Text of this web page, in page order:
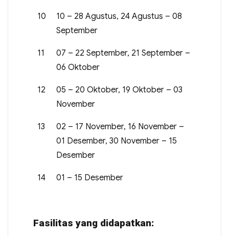
10
10 – 28 Agustus, 24 Agustus – 08
September
11
07 – 22 September, 21 September –
06 Oktober
12
05 – 20 Oktober, 19 Oktober – 03
November
13
02 – 17 November, 16 November –
01 Desember, 30 November – 15
Desember
14 01 – 15 Desember
Fasilitas yang didapatkan: